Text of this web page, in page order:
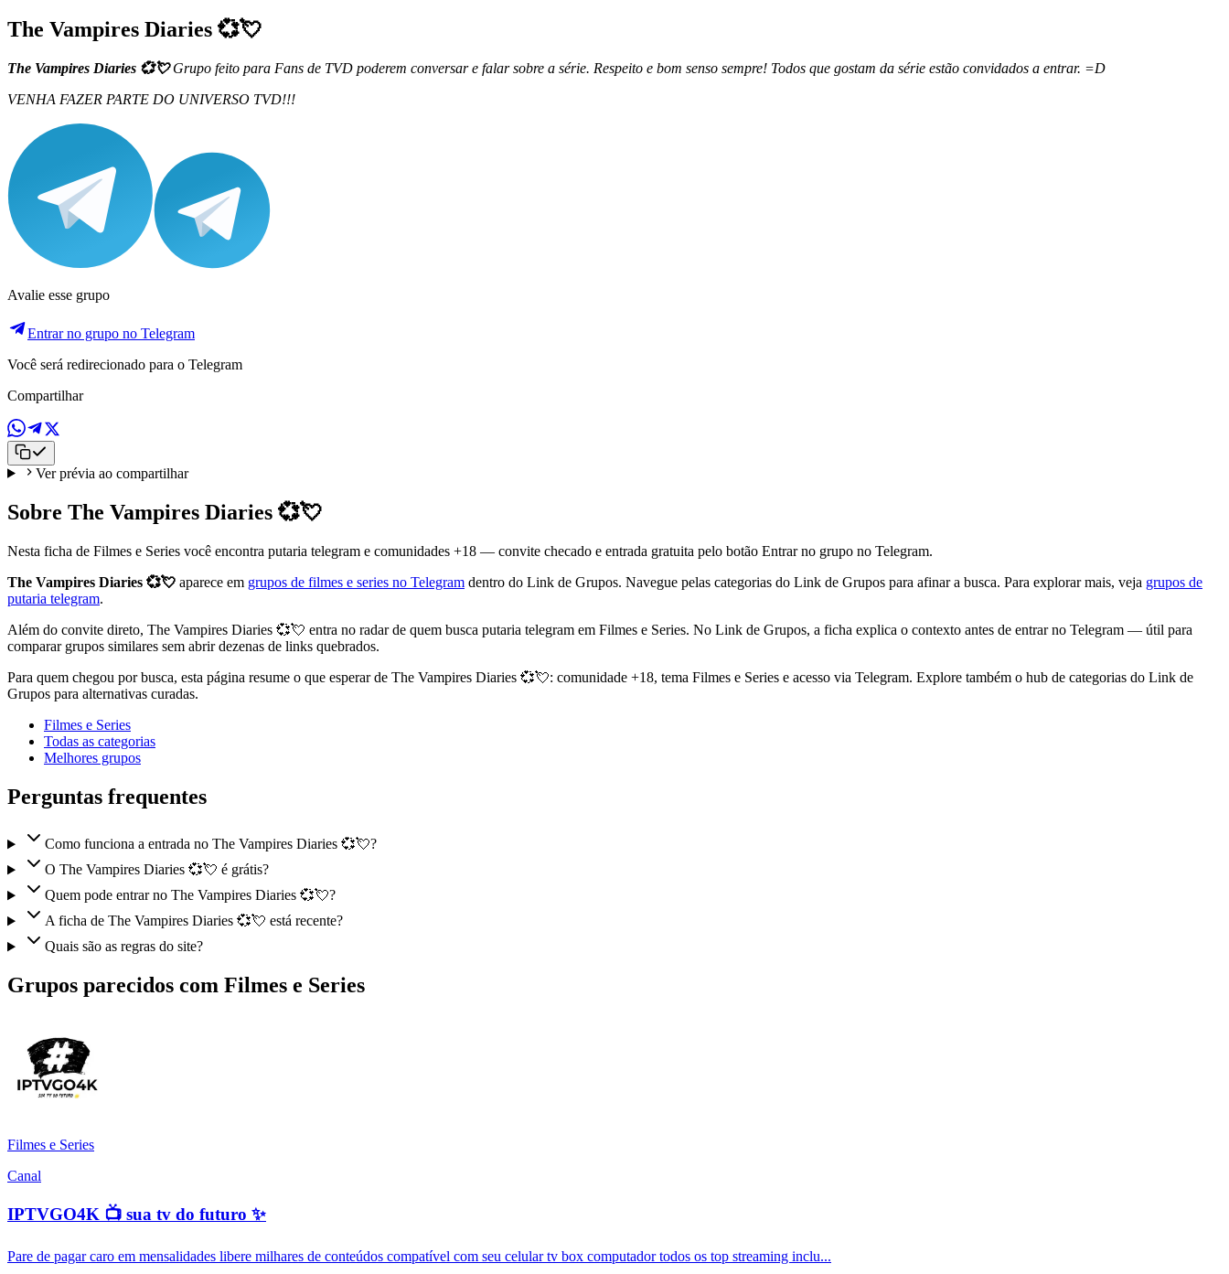
The Vampires Diaries 💞💘
The Vampires Diaries 💞💘Grupo feito para Fans de TVD poderem conversar e falar sobre a série. Respeito e bom senso sempre! Todos que gostam da série estão convidados a entrar. =D
VENHA FAZER PARTE DO UNIVERSO TVD!!!
Avalie esse grupo
Entrar no grupo no Telegram
Você será redirecionado para o Telegram
Compartilhar
Ver prévia ao compartilhar
Sobre The Vampires Diaries 💞💘
Nesta ficha de Filmes e Series você encontra putaria telegram e comunidades +18 — convite checado e entrada gratuita pelo botão Entrar no grupo no Telegram.
The Vampires Diaries 💞💘 aparece em grupos de filmes e series no Telegram dentro do Link de Grupos. Navegue pelas categorias do Link de Grupos para afinar a busca. Para explorar mais, veja grupos de
putaria telegram.
Além do convite direto, The Vampires Diaries 💞💘 entra no radar de quem busca putaria telegram em Filmes e Series. No Link de Grupos, a ficha explica o contexto antes de entrar no Telegram — útil para
comparar grupos similares sem abrir dezenas de links quebrados.
Para quem chegou por busca, esta página resume o que esperar de The Vampires Diaries 💞💘: comunidade +18, tema Filmes e Series e acesso via Telegram. Explore também o hub de categorias do Link de
Grupos para alternativas curadas.
Filmes e Series
Todas as categorias
Melhores grupos
Perguntas frequentes
Como funciona a entrada no The Vampires Diaries 💞💘?
O The Vampires Diaries 💞💘 é grátis?
Quem pode entrar no The Vampires Diaries 💞💘?
A ficha de The Vampires Diaries 💞💘 está recente?
Quais são as regras do site?
Grupos parecidos com Filmes e Series
Filmes e Series
Canal
IPTVGO4K 📺 sua tv do futuro ✨
Pare de pagar caro em mensalidades libere milhares de conteúdos compatível com seu celular tv box computador todos os top streaming inclu...